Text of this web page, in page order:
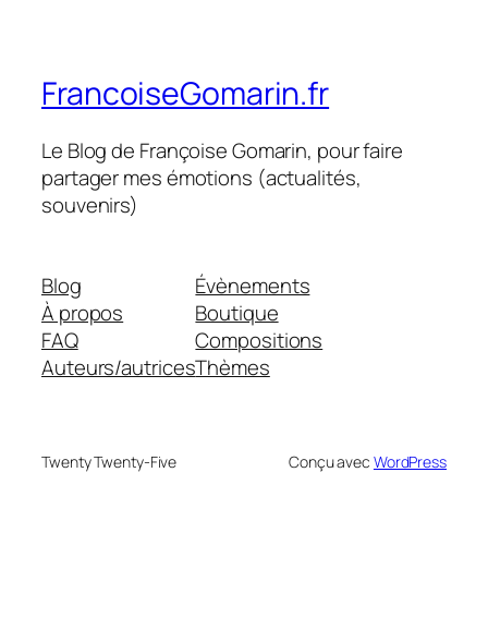
FrancoiseGomarin.fr
Le Blog de Françoise Gomarin, pour faire
partager mes émotions (actualités,
souvenirs)
Blog
À propos
FAQ
Auteurs/autrices
Évènements
Boutique
Compositions
Thèmes
Twenty Twenty-Five Conçu avec WordPress